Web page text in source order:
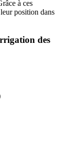
à ces
position dans
des